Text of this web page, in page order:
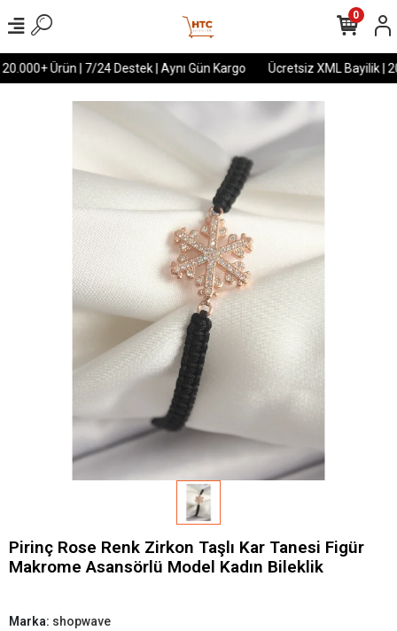
Ürün | 7/24 Destek | Aynı Gün Kargo Ücretsiz XML Bayilik |
0
Pirinç Rose Renk Zirkon Taşlı Kar Tanesi Figür
Makrome Asansörlü Model Kadın Bileklik
Marka: shopwave